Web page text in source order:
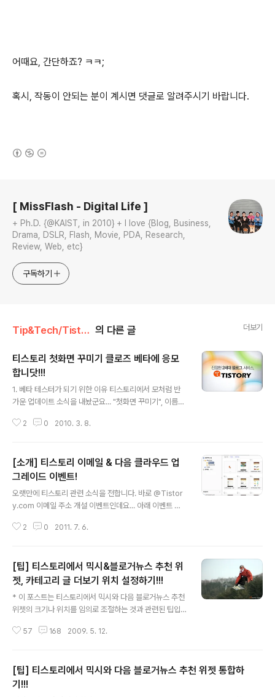
어때요, 간단하죠? ㅋㅋ;
혹시, 작동이 안되는 분이 계시면 댓글로 알려주시기 바랍니다.
[ MissFlash - Digital Life ]
+ Ph.D. {@KAIST, in 2010} + I love {Blog, Business,
Drama, DSLR, Flash, Movie, PDA, Research,
Review, Web, etc}
구독하기
Tip&Tech/Tistory 의 다른 글 더보기
티스토리 첫화면 꾸미기 클로즈 베타에 응모
합니닷!!!
1. 베타 테스터가 되기 위한 이유 티스토리에서 모처럼 반
가운 업데이트 소식을 내놨군요... "첫화면 꾸미기", 이름부
로고스피어에서는 많이 알려지지 않은(?) 리뷰 & 팁 전용
싶어 지네요~ 2. 티스토리를 사용하면서 가장 좋았던 기능
/ 가장 불편했던 기능 티스토리는 비교적 안정적인 서비스
를 제공하면서도, 기존 포털 블로그 서비스에서는 경험할
수 없었던 다양한 커스터마이징 기능을 제공해주는 절묘한
서비스라고 생각합니다.(물론, 최근에는 이런 구분이 좀 의
미없어지긴 했습니다.) 특히, 구글 애드센스로 대표되는 다
2 0 2010. 3. 8.
[소개] 티스토리 이메일 & 다음 클라우드 업
그레이드 이벤트!
오랫만에 티스토리 관련 소식을 전합니다. 바로 @Tistor
y.com 이메일 주소 개설 이벤트인데요... 아래 이벤트 페
첨을 통해 다음 이메일 및 클라우드 용량을 늘려준다고 합
우드 페이지 : http://cloud.daum.net/ 사실 이메일 용량
이야 그리 특별할 것이 없지만, 클라우드 용량 업그레이드
는 상당히 매력적인 조건인 것 같습니다. 이벤트 당첨자로
선정될 경우, 경쟁사인 네이버 N드라이브(30G)에 비해 무
브와 다음 클라우드는 ..
2 0 2011. 7. 6.
[팁] 티스토리에서 믹시&블로거뉴스 추천 위
젯, 카테고리 글 더보기 위치 설정하기!!!
* 이 포스트는 티스토리에서 믹시와 다음 블로거뉴스 추천
위젯의 크기나 위치를 임의로 조절하는 것과 관련된 팁입
우를 쉽게 이해하실 수 있습니다. 꼭 한 번 읽어 보실 것을
티스토리에서 카테고리 글 더보기 플러그인 위치 바꾸기!!!
위에 소개한 두 개의 포스트를 발행한 후 많은 분들이 설치
57 168 2009. 5. 12.
[팁] 티스토리에서 믹시와 다음 블로거뉴스 추천 위젯 통합하
기!!!